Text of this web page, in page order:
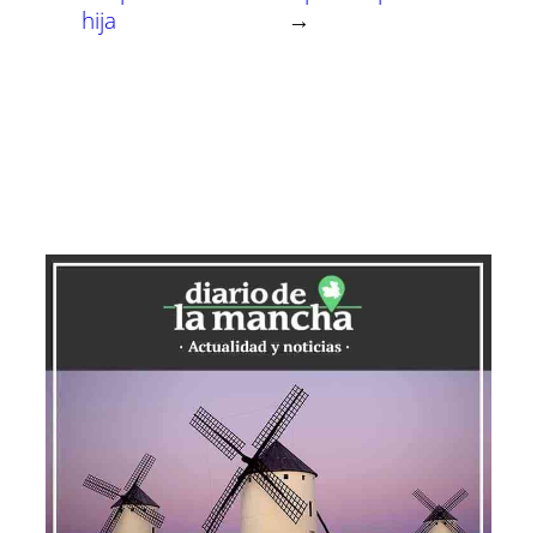
hija
→